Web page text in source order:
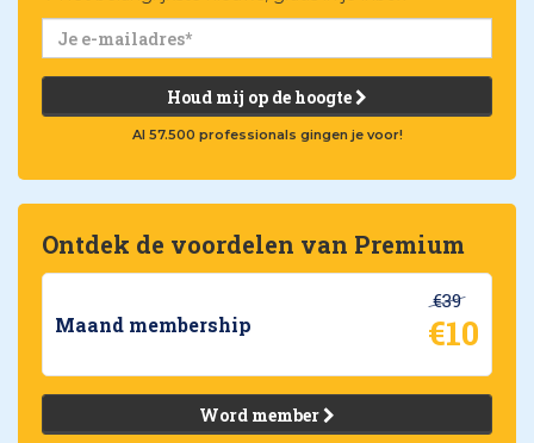
Houd mij op de hoogte
Al 57.500 professionals gingen je voor!
Ontdek de voordelen van Premium
Maand membership
€39
€10
Word member